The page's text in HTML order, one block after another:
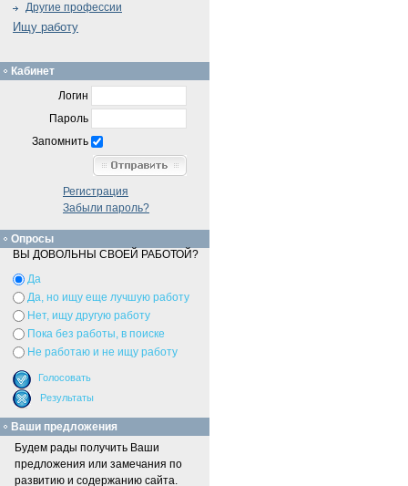
Другие профессии
Ищу работу
Кабинет
Логин
Пароль
Запомнить
Регистрация
Забыли пароль?
Опросы
ВЫ ДОВОЛЬНЫ СВОЕЙ РАБОТОЙ?
Да
Да, но ищу еще лучшую работу
Нет, ищу другую работу
Пока без работы, в поиске
Не работаю и не ищу работу
Ваши предложения
Будем рады получить Ваши
предложения или замечания по
развитию и содержанию сайта.